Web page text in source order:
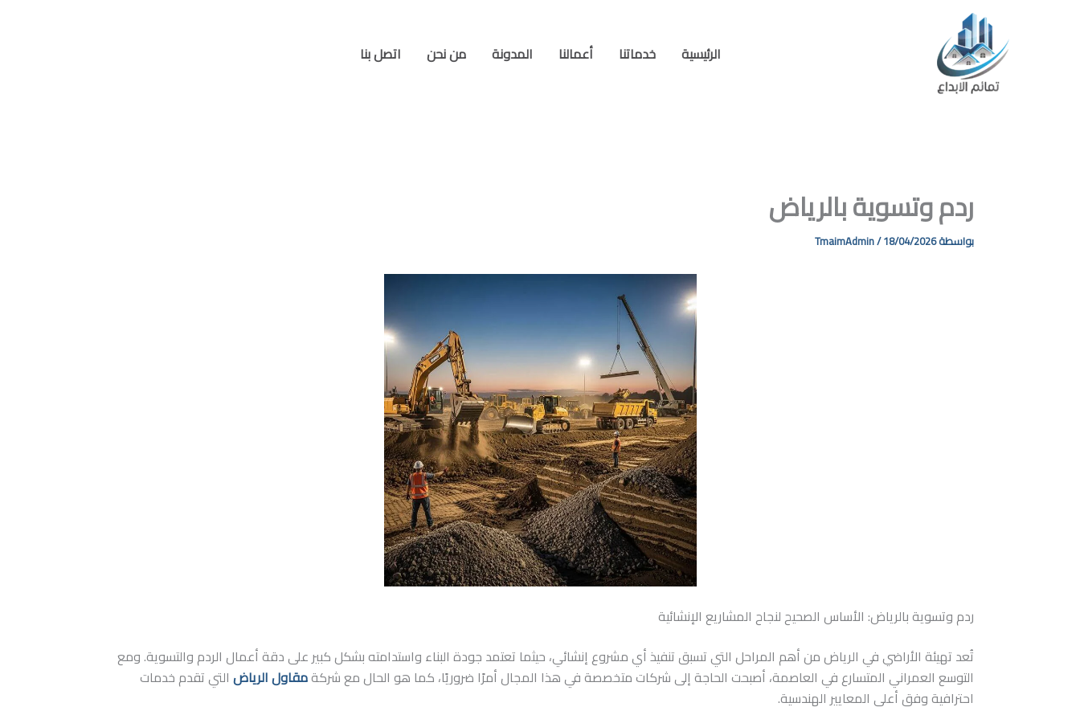
الرئيسية خدماتنا أعمالنا المدونة من نحن اتصل بنا
ردم وتسوية بالرياض
بواسطة TmaimAdmin/18/04/2026
ردم وتسوية بالرياض: الأساس الصحيح لنجاح المشاريع الإنشائية
تُعد تهيئة الأراضي في الرياض من أهم المراحل التي تسبق تنفيذ أي مشروع إنشائي، حيثما تعتمد جودة البناء واستدامته بشكل كبير على دقة أعمال الردم والتسوية. ومع
التوسع العمراني المتسارع في العاصمة، أصبحت الحاجة إلى شركات متخصصة في هذا المجال أمرًا ضروريًا، كما هو الحال مع شركةمقاول الرياض التي تقدم خدمات
احترافية وفق أعلى المعايير الهندسية.